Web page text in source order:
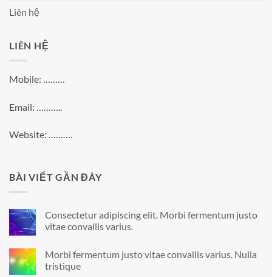
Liên hệ
LIÊN HỆ
Mobile: ………
Email: ………..
Website: ……….
BÀI VIẾT GẦN ĐÂY
Consectetur adipiscing elit. Morbi fermentum justo
vitae convallis varius.
Morbi fermentum justo vitae convallis varius. Nulla
tristique